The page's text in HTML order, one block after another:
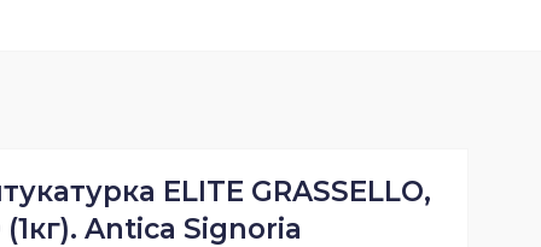
ELITE GRASSELLO,
(1кг). Antica Signoria